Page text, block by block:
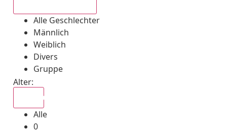
Alle Geschlechter
Männlich
Weiblich
Divers
Gruppe
Alter:
Alle
0